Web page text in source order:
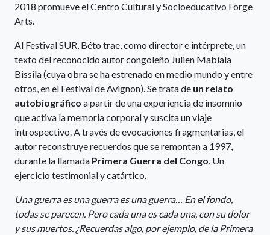
2018 promueve el Centro Cultural y Socioeducativo Forge
Arts.
Al Festival SUR, Béto trae, como director e intérprete, un
texto del reconocido autor congoleño Julien Mabiala
Bissila (cuya obra se ha estrenado en medio mundo y entre
otros, en el Festival de Avignon). Se trata de un relato
autobiográfico a partir de una experiencia de insomnio
que activa la memoria corporal y suscita un viaje
introspectivo. A través de evocaciones fragmentarias, el
autor reconstruye recuerdos que se remontan a 1997,
durante la llamada Primera Guerra del Congo. Un
ejercicio testimonial y catártico.
Una guerra es una guerra es una guerra… En el fondo,
todas se parecen. Pero cada una es cada una, con su dolor
y sus muertos. ¿Recuerdas algo, por ejemplo, de la Primera